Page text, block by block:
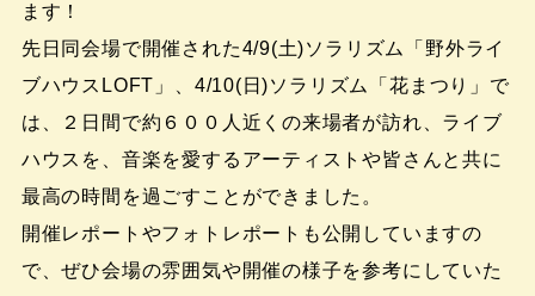
ます！
先日同会場で開催された4/9(土)ソラリズム「野外ライ
ブハウスLOFT」、4/10(日)ソラリズム「花まつり」で
は、２日間で約６００人近くの来場者が訪れ、ライブ
ハウスを、音楽を愛するアーティストや皆さんと共に
最高の時間を過ごすことができました。
開催レポートやフォトレポートも公開していますの
で、ぜひ会場の雰囲気や開催の様子を参考にしていた